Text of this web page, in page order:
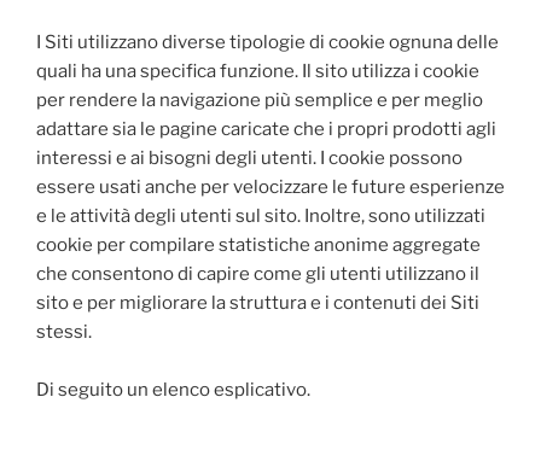
I Siti utilizzano diverse tipologie di cookie ognuna delle
quali ha una specifica funzione. Il sito utilizza i cookie
per rendere la navigazione più semplice e per meglio
adattare sia le pagine caricate che i propri prodotti agli
interessi e ai bisogni degli utenti. I cookie possono
essere usati anche per velocizzare le future esperienze
e le attività degli utenti sul sito. Inoltre, sono utilizzati
cookie per compilare statistiche anonime aggregate
che consentono di capire come gli utenti utilizzano il
sito e per migliorare la struttura e i contenuti dei Siti
stessi.
Di seguito un elenco esplicativo.